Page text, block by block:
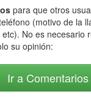
para que otros
(motivo de la
No es necesario
su opinión:
Ir a Comentarios